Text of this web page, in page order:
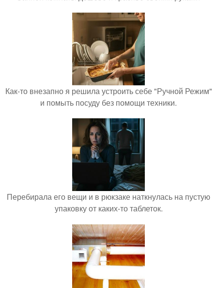
Как-то внезапно я решила устроить себе "Ручной Режим"
и помыть посуду без помощи техники.
Перебирала его вещи и в рюкзаке наткнулась на пустую
упаковку от каких-то таблеток.